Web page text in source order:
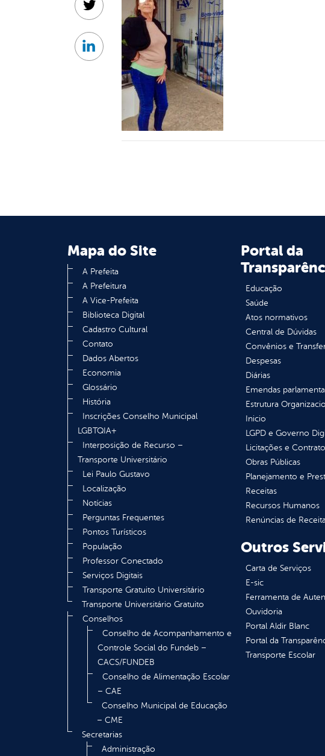
Twitter
Linkedin
Mapa do Site
A Prefeita
A Prefeitura
A Vice-Prefeita
Biblioteca Digital
Cadastro Cultural
Contato
Dados Abertos
Economia
Glossário
História
Inscrições Conselho Municipal
LGBTQIA+
Interposição de Recurso –
Transporte Universitário
Lei Paulo Gustavo
Localização
Notícias
Perguntas Frequentes
Pontos Turísticos
População
Professor Conectado
Serviços Digitais
Transporte Gratuito Universitário
Transporte Universitário Gratuito
Conselhos
Conselho de Acompanhamento e
Controle Social do Fundeb –
CACS/FUNDEB
Conselho de Alimentação Escolar
– CAE
Conselho Municipal de Educação
– CME
Secretarias
Administração
Portal da
Educação
Saúde
Atos normativos
Central de Dúvidas
Convênios e
Despesas
Diárias
Emendas
Estrutura
Inicio
LGPD e Governo
Licitações e
Obras Públicas
Planejamento e
Receitas
Recursos Humanos
Renúncias de
Outros
Carta de Serviços
E-sic
Ferramenta de
Ouvidoria
Portal Aldir Blanc
Portal da
Transporte Escolar